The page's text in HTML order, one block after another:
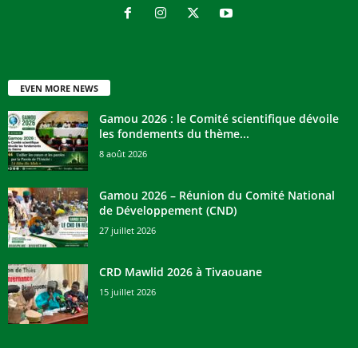
EVEN MORE NEWS
Gamou 2026 : le Comité scientifique dévoile
les fondements du thème...
8 août 2026
Gamou 2026 – Réunion du Comité National
de Développement (CND)
27 juillet 2026
CRD Mawlid 2026 à Tivaouane
15 juillet 2026